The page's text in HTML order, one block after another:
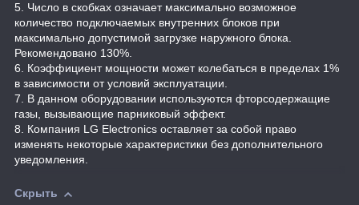
5. Число в скобках означает максимально возможное
количество подключаемых внутренних блоков при
максимально допустимой загрузке наружного блока.
Рекомендовано 130%.
6. Коэффициент мощности может колебаться в пределах 1%
в зависимости от условий эксплуатации.
7. В данном оборудовании используются фторсодержащие
газы, вызывающие парниковый эффект.
8. Компания LG Electronics оставляет за собой право
изменять некоторые характеристики без дополнительного
уведомления.
Скрыть